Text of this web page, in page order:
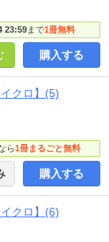
23:59まで1冊無料
購入する
クロ】(5)
ら1冊まるごと無料
購入する
クロ】(6)